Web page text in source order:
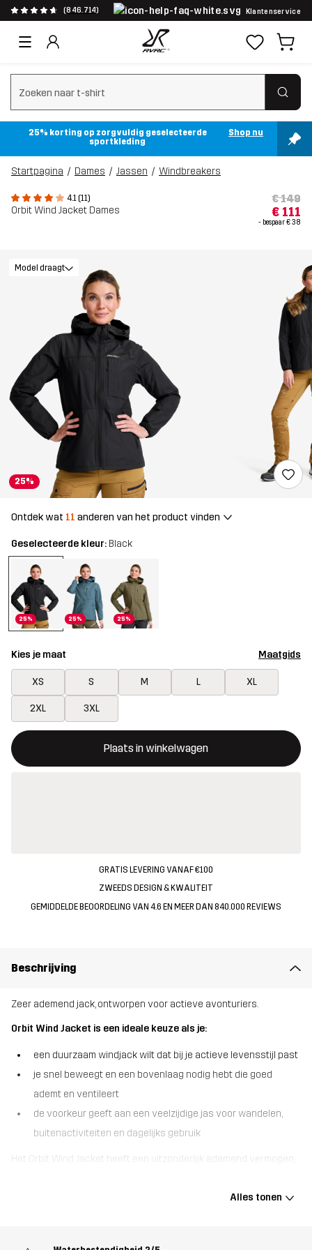
(846.714) Klantenservice
Zoeken wissen
25% korting op zorgvuldig geselecteerde
sportkleding
Shop nu
Startpagina Dames Jassen Windbreakers
4.1 (11)
Orbit Wind Jacket Dames
€ 149
€ 111
- bespaar€ 38
25%
Model draagt
Ontdek wat 11 anderen van het product vinden
Geselecteerde kleur: Black
25% 25% 25%
Kies je maat Maatgids
XS S M L XL
2XL 3XL
Plaats in winkelwagen
Deze knop opent een modal met de bevestiging van een
{{size}} niet beschikbaar
GRATIS LEVERING VANAF €100
ZWEEDS DESIGN & KWALITEIT
GEMIDDELDE BEOORDELING VAN 4.6 EN MEER DAN 840.000 REVIEWS
Beschrijving
Zeer ademend jack, ontworpen voor actieve avonturiers.
Orbit Wind Jacket is een ideale keuze als je:
een duurzaam windjack wilt dat bij je actieve levensstijl past
je snel beweegt en een bovenlaag nodig hebt die goed
ademt en ventileert
de voorkeur geeft aan een veelzijdige jas voor wandelen,
buitenactiviteiten en dagelijks gebruik
Het Orbit Wind Jacket heeft een uitzonderlijk ademend vermogen,
naast het pad. Dit lichtgewicht maar sterke jack is voorzien van
Alles tonen